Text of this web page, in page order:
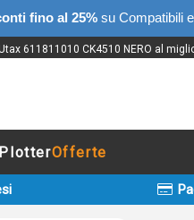
fino al 25% su Compatibili
611811010 CK4510 NERO al
PlotterOfferte